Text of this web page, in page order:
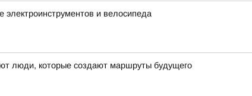
и велосипеда
люди, которые создают маршруты будущего